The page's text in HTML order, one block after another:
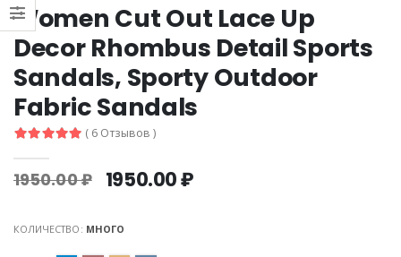
Women Cut Out Lace Up
Decor Rhombus Detail Sports
Sandals, Sporty Outdoor
Fabric Sandals
( 6 Отзывов )
1950.00 ₽ 1950.00 ₽
КОЛИЧЕСТВО: МНОГО